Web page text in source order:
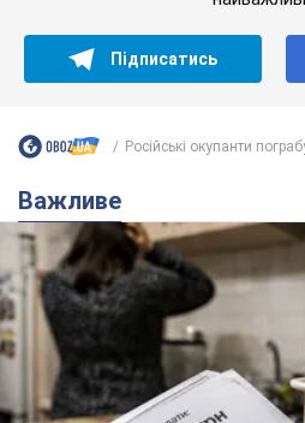
покази зіпсованого
неочікуване рішення
Чи треба платити борг через
5 годин тому
"Це Україна напала!"
викрила київського поета,